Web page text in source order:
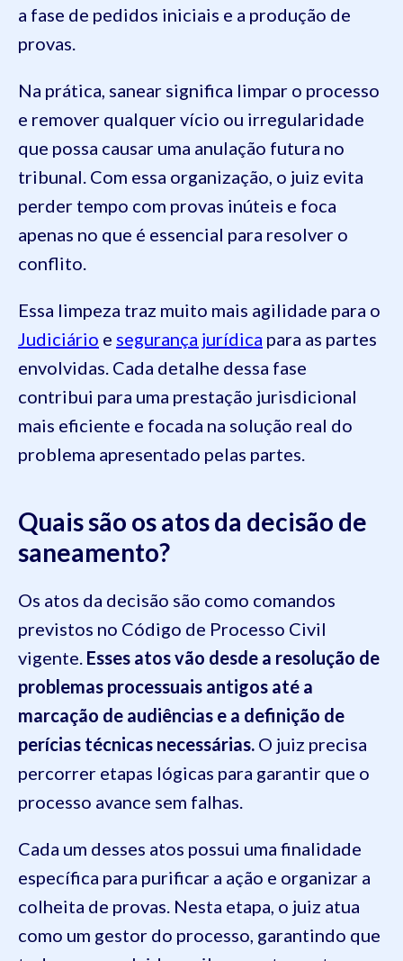
a fase de pedidos iniciais e a produção de
provas.
Na prática, sanear significa limpar o processo
e remover qualquer vício ou irregularidade
que possa causar uma anulação futura no
tribunal. Com essa organização, o juiz evita
perder tempo com provas inúteis e foca
apenas no que é essencial para resolver o
conflito.
Essa limpeza traz muito mais agilidade para o
Judiciário e segurança jurídica para as partes
envolvidas. Cada detalhe dessa fase
contribui para uma prestação jurisdicional
mais eficiente e focada na solução real do
problema apresentado pelas partes.
Quais são os atos da decisão de
saneamento?
Os atos da decisão são como comandos
previstos no Código de Processo Civil
vigente. Esses atos vão desde a resolução de
problemas processuais antigos até a
marcação de audiências e a definição de
perícias técnicas necessárias. O juiz precisa
percorrer etapas lógicas para garantir que o
processo avance sem falhas.
Cada um desses atos possui uma finalidade
específica para purificar a ação e organizar a
colheita de provas. Nesta etapa, o juiz atua
como um gestor do processo, garantindo que